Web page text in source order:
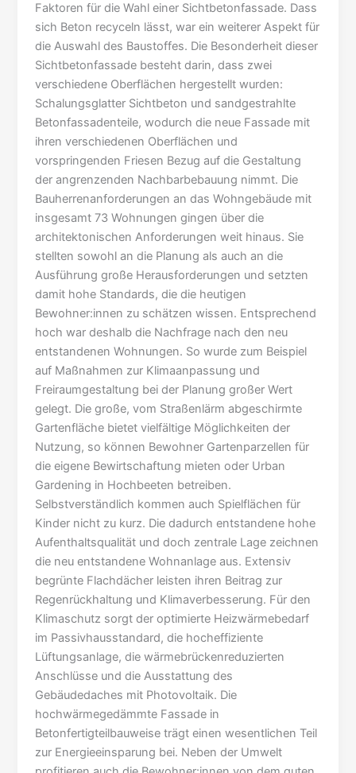
Faktoren für die Wahl einer Sichtbetonfassade. Dass
sich Beton recyceln lässt, war ein weiterer Aspekt für
die Auswahl des Baustoffes. Die Besonderheit dieser
Sichtbetonfassade besteht darin, dass zwei
verschiedene Oberflächen hergestellt wurden:
Schalungsglatter Sichtbeton und sandgestrahlte
Betonfassadenteile, wodurch die neue Fassade mit
ihren verschiedenen Oberflächen und
vorspringenden Friesen Bezug auf die Gestaltung
der angrenzenden Nachbarbebauung nimmt. Die
Bauherrenanforderungen an das Wohngebäude mit
insgesamt 73 Wohnungen gingen über die
architektonischen Anforderungen weit hinaus. Sie
stellten sowohl an die Planung als auch an die
Ausführung große Herausforderungen und setzten
damit hohe Standards, die die heutigen
Bewohner:innen zu schätzen wissen. Entsprechend
hoch war deshalb die Nachfrage nach den neu
entstandenen Wohnungen. So wurde zum Beispiel
auf Maßnahmen zur Klimaanpassung und
Freiraumgestaltung bei der Planung großer Wert
gelegt. Die große, vom Straßenlärm abgeschirmte
Gartenfläche bietet vielfältige Möglichkeiten der
Nutzung, so können Bewohner Gartenparzellen für
die eigene Bewirtschaftung mieten oder Urban
Gardening in Hochbeeten betreiben.
Selbstverständlich kommen auch Spielflächen für
Kinder nicht zu kurz. Die dadurch entstandene hohe
Aufenthaltsqualität und doch zentrale Lage zeichnen
die neu entstandene Wohnanlage aus. Extensiv
begrünte Flachdächer leisten ihren Beitrag zur
Regenrückhaltung und Klimaverbesserung. Für den
Klimaschutz sorgt der optimierte Heizwärmebedarf
im Passivhausstandard, die hocheffiziente
Lüftungsanlage, die wärmebrückenreduzierten
Anschlüsse und die Ausstattung des
Gebäudedaches mit Photovoltaik. Die
hochwärmegedämmte Fassade in
Betonfertigteilbauweise trägt einen wesentlichen Teil
zur Energieeinsparung bei. Neben der Umwelt